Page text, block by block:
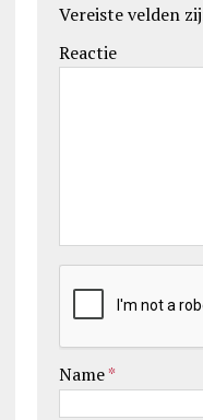
Vereiste velden
Reactie
Name*